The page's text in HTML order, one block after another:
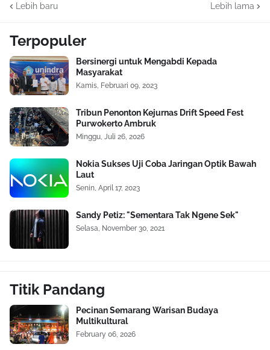
Lebih baru Lebih lama
Terpopuler
Bersinergi untuk Mengabdi Kepada
Masyarakat
Kamis, Februari 09, 2023
Tribun Penonton Kejurnas Drift Speed Fest
Purwokerto Ambruk
Minggu, Juli 26, 2026
Nokia Sukses Uji Coba Jaringan Optik Bawah
Laut
Senin, April 17, 2023
Sandy Petiz: "Sementara Tak Ngene Sek"
Selasa, November 30, 2021
Titik Pandang
Pecinan Semarang Warisan Budaya
Multikultural
February 06, 2026